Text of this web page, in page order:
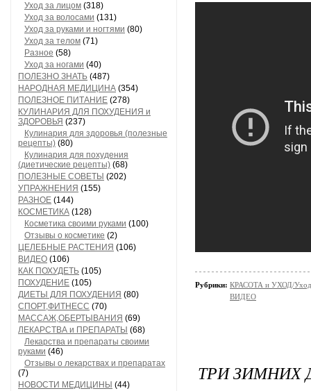
Уход за лицом (318)
Уход за волосами (131)
Уход за руками и ногтями (80)
Уход за телом (71)
Разное (58)
Уход за ногами (40)
ПОЛЕЗНО ЗНАТЬ (487)
НАРОДНАЯ МЕДИЦИНА (354)
ПОЛЕЗНОЕ ПИТАНИЕ (278)
КУЛИНАРИЯ ДЛЯ ПОХУДЕНИЯ и
ЗДОРОВЬЯ (237)
Кулинария для здоровья (полезные
рецепты) (80)
Кулинария для похудения
(диетические рецепты) (68)
ПОЛЕЗНЫЕ СОВЕТЫ (202)
УПРАЖНЕНИЯ (155)
РАЗНОЕ (144)
КОСМЕТИКА (128)
Косметика своими руками (100)
Отзывы о косметике (2)
ЦЕЛЕБНЫЕ РАСТЕНИЯ (106)
ВИДЕО (106)
КАК ПОХУДЕТЬ (105)
ПОХУДЕНИЕ (105)
ДИЕТЫ ДЛЯ ПОХУДЕНИЯ (80)
СПОРТ,ФИТНЕСС (70)
МАССАЖ,ОБЕРТЫВАНИЯ (69)
ЛЕКАРСТВА и ПРЕПАРАТЫ (68)
Лекарства и препараты своими
руками (46)
Отзывы о лекарствах и препаратах
(7)
НОВОСТИ МЕДИЦИНЫ (44)
Рубрики: КРАСОТА и УХОД/Уход
ВИДЕО
ТРИ ЗИМНИХ